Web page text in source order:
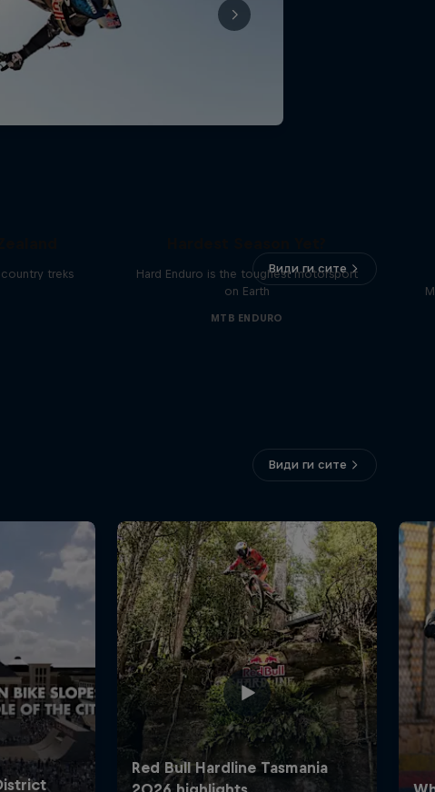
Види ги сите
country treks
Hard Enduro is the toughest motorsport
on Earth
MTB ENDURO
Види ги сите